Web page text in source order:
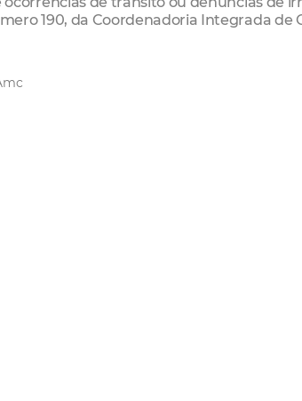
190, da Coordenadoria Integrada de